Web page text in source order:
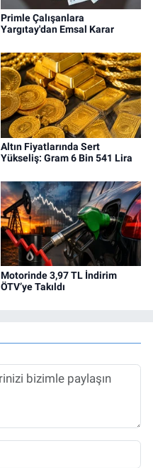
Primle Çalışanlara
Yargıtay'dan Emsal Karar
Altın Fiyatlarında Sert
Yükseliş: Gram 6 Bin 541 Lira
Motorinde 3,97 TL İndirim
ÖTV’ye Takıldı